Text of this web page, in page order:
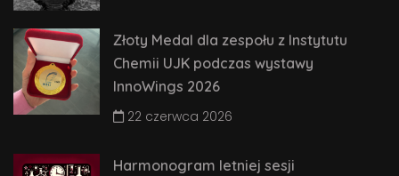
Złoty Medal dla zespołu z Instytutu
Chemii UJK podczas wystawy
InnoWings 2026
22 czerwca 2026
Harmonogram letniej sesji